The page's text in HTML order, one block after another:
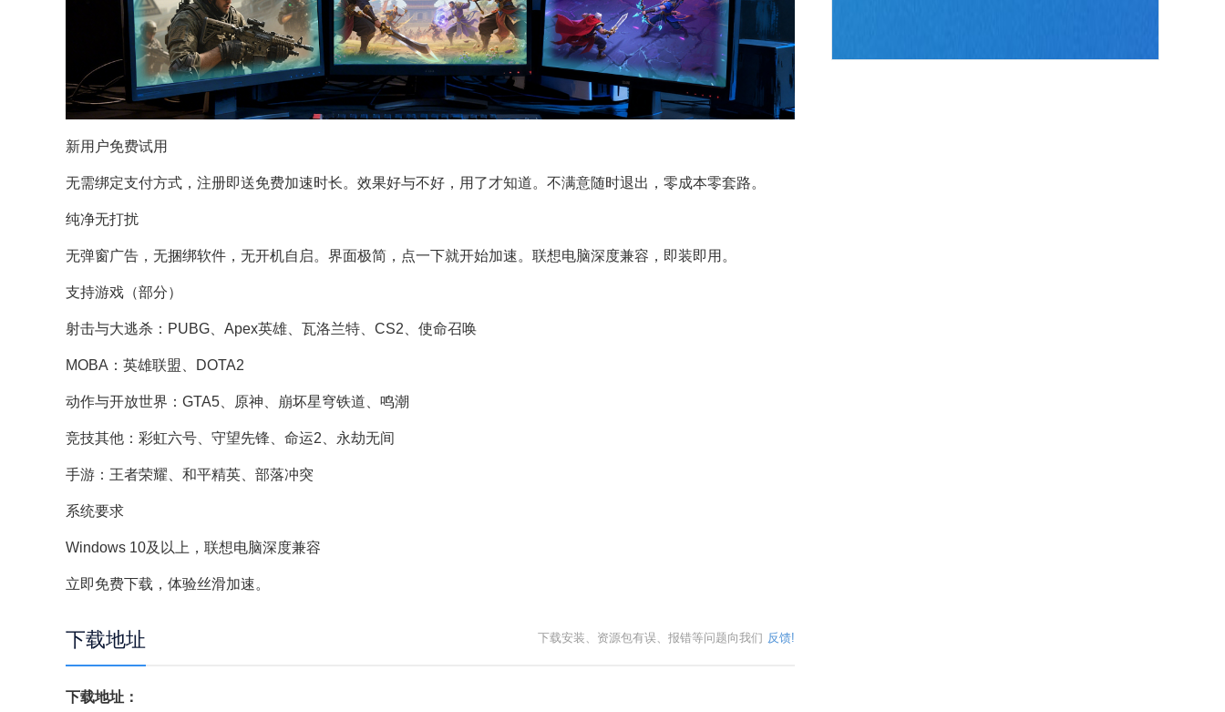
新用户免费试用
无需绑定支付方式，注册即送免费加速时长。效果好与不好，用了才知道。不满意随时退出，零成本零套路。
纯净无打扰
无弹窗广告，无捆绑软件，无开机自启。界面极简，点一下就开始加速。联想电脑深度兼容，即装即用。
支持游戏（部分）
射击与大逃杀：PUBG、Apex英雄、瓦洛兰特、CS2、使命召唤
MOBA：英雄联盟、DOTA2
动作与开放世界：GTA5、原神、崩坏星穹铁道、鸣潮
竞技其他：彩虹六号、守望先锋、命运2、永劫无间
手游：王者荣耀、和平精英、部落冲突
系统要求
Windows 10及以上，联想电脑深度兼容
立即免费下载，体验丝滑加速。
下载地址 下载安装、资源包有误、报错等问题向我们 反馈!
下载地址：